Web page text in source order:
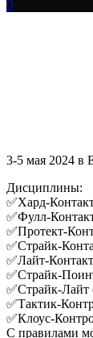
0
3-5 мая 2024 в
Дисциплины:
✅Хард-
✅Фулл-
✅Протект-
✅Страйк-
✅Лайт-
✅Страйк-
✅Страйк-Лайт
✅Тактик-
✅Клоус-
С правилами